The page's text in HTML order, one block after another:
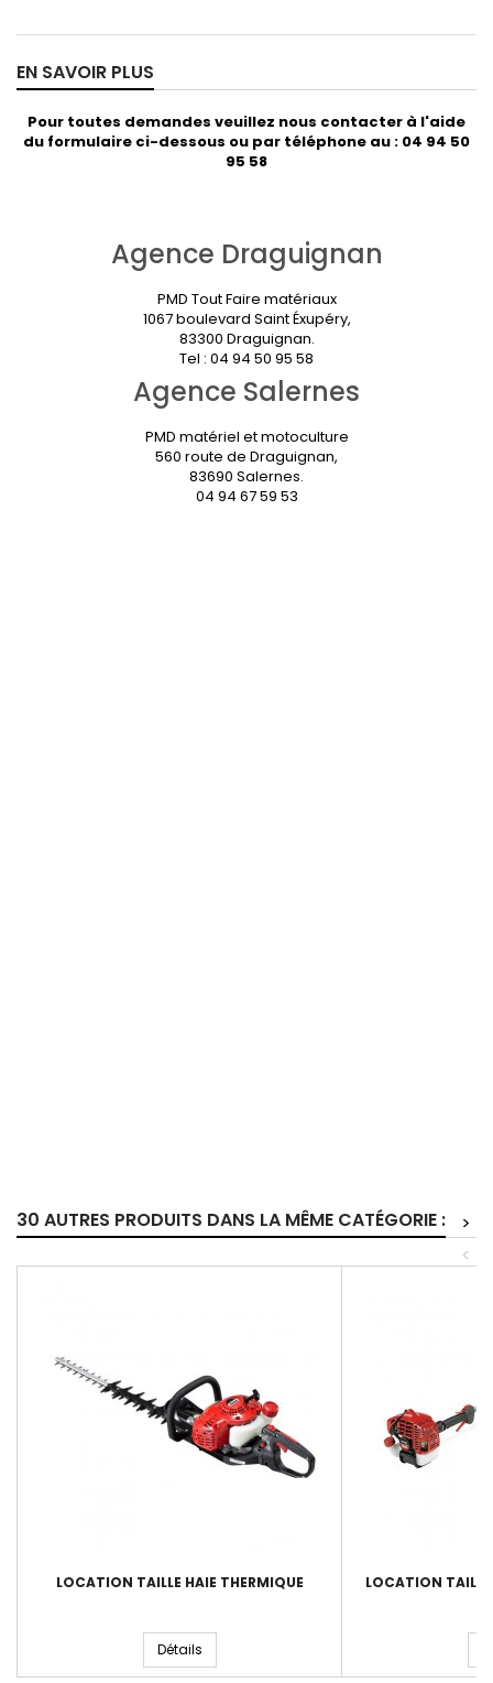
EN SAVOIR PLUS
Pour toutes demandes veuillez nous contacter à l'aide
du formulaire ci-dessous ou par téléphone au : 04 94 50
95 58
Agence Draguignan
PMD Tout Faire matériaux
1067 boulevard Saint Éxupéry,
83300 Draguignan.
Tel : 04 94 50 95 58
Agence Salernes
PMD matériel et motoculture
560 route de Draguignan,
83690 Salernes.
04 94 67 59 53
30 AUTRES PRODUITS DANS LA MÊME CATÉGORIE :
>
<
LOCATION TAILLE HAIE THERMIQUE
Détails
LOCATION TAILLE